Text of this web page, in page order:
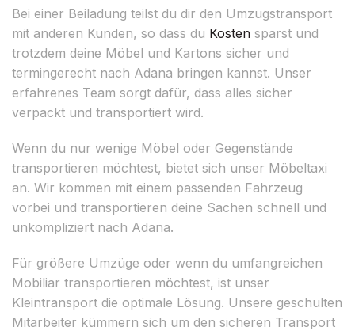
Bei einer Beiladung teilst du dir den Umzugstransport
mit anderen Kunden, so dass du Kosten sparst und
trotzdem deine Möbel und Kartons sicher und
termingerecht nach Adana bringen kannst. Unser
erfahrenes Team sorgt dafür, dass alles sicher
verpackt und transportiert wird.
Wenn du nur wenige Möbel oder Gegenstände
transportieren möchtest, bietet sich unser Möbeltaxi
an. Wir kommen mit einem passenden Fahrzeug
vorbei und transportieren deine Sachen schnell und
unkompliziert nach Adana.
Für größere Umzüge oder wenn du umfangreichen
Mobiliar transportieren möchtest, ist unser
Kleintransport die optimale Lösung. Unsere geschulten
Mitarbeiter kümmern sich um den sicheren Transport